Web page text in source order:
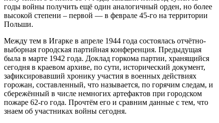
годы войны получить ещё один аналогичный орден, но более
высокой степени – первой — в феврале 45-го на территории
Польши.
Между тем в Игарке в апреле 1944 года состоялась отчётно-
выборная городская партийная конференция. Предыдущая
была в марте 1942 года. Доклад горкома партии, хранящийся
сегодня в краевом архиве, по сути, исторический документ,
зафиксировавший хронику участия в военных действиях
горожан, составленный, что называется, по горячим следам, и
сбережённый в числе немногих артефактов при городском
пожаре 62-го года. Прочтём его и сравним данные с тем, что
знаем об участниках войны сегодня.